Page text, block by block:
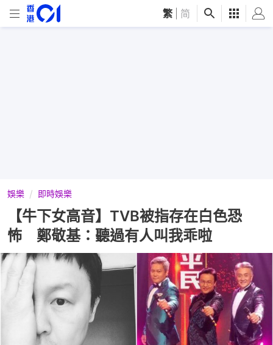
繁 简
娛樂 即時娛樂
【牛下女高音】TVB被指存在白色恐
怖 鄭敬基：聽過有人叫我乖啦